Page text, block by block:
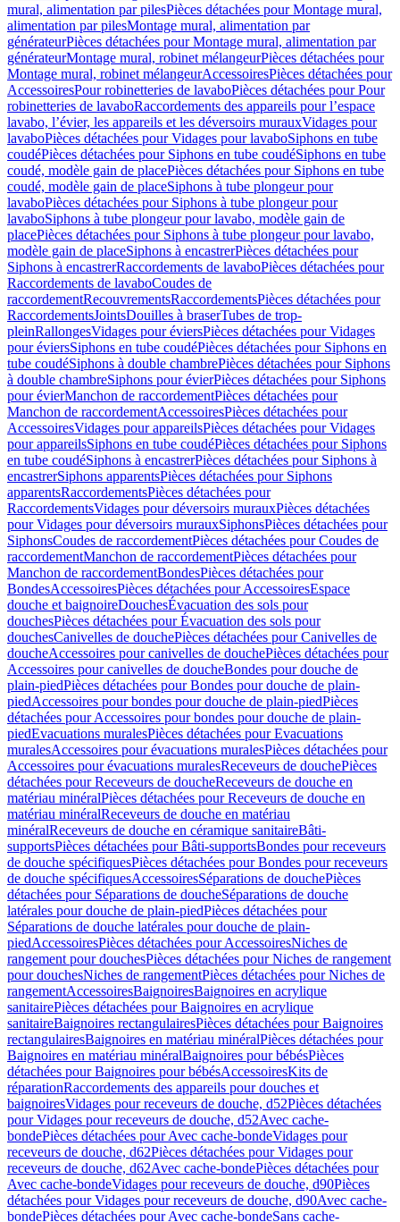
mural, alimentation par pilesPièces détachées pour Montage mural,
alimentation par pilesMontage mural, alimentation par
générateurPièces détachées pour Montage mural, alimentation par
générateurMontage mural, robinet mélangeurPièces détachées pour
Montage mural, robinet mélangeurAccessoiresPièces détachées pour
AccessoiresPour robinetteries de lavaboPièces détachées pour Pour
robinetteries de lavaboRaccordements des appareils pour l’espace
lavabo, l’évier, les appareils et les déversoirs murauxVidages pour
lavaboPièces détachées pour Vidages pour lavaboSiphons en tube
coudéPièces détachées pour Siphons en tube coudéSiphons en tube
coudé, modèle gain de placePièces détachées pour Siphons en tube
coudé, modèle gain de placeSiphons à tube plongeur pour
lavaboPièces détachées pour Siphons à tube plongeur pour
lavaboSiphons à tube plongeur pour lavabo, modèle gain de
placePièces détachées pour Siphons à tube plongeur pour lavabo,
modèle gain de placeSiphons à encastrerPièces détachées pour
Siphons à encastrerRaccordements de lavaboPièces détachées pour
Raccordements de lavaboCoudes de
raccordementRecouvrementsRaccordementsPièces détachées pour
RaccordementsJointsDouilles à braserTubes de trop-
pleinRallongesVidages pour éviersPièces détachées pour Vidages
pour éviersSiphons en tube coudéPièces détachées pour Siphons en
tube coudéSiphons à double chambrePièces détachées pour Siphons
à double chambreSiphons pour évierPièces détachées pour Siphons
pour évierManchon de raccordementPièces détachées pour
Manchon de raccordementAccessoiresPièces détachées pour
AccessoiresVidages pour appareilsPièces détachées pour Vidages
pour appareilsSiphons en tube coudéPièces détachées pour Siphons
en tube coudéSiphons à encastrerPièces détachées pour Siphons à
encastrerSiphons apparentsPièces détachées pour Siphons
apparentsRaccordementsPièces détachées pour
RaccordementsVidages pour déversoirs murauxPièces détachées
pour Vidages pour déversoirs murauxSiphonsPièces détachées pour
SiphonsCoudes de raccordementPièces détachées pour Coudes de
raccordementManchon de raccordementPièces détachées pour
Manchon de raccordementBondesPièces détachées pour
BondesAccessoiresPièces détachées pour AccessoiresEspace
douche et baignoireDouchesÉvacuation des sols pour
douchesPièces détachées pour Évacuation des sols pour
douchesCanivelles de douchePièces détachées pour Canivelles de
doucheAccessoires pour canivelles de douchePièces détachées pour
Accessoires pour canivelles de doucheBondes pour douche de
plain-piedPièces détachées pour Bondes pour douche de plain-
piedAccessoires pour bondes pour douche de plain-piedPièces
détachées pour Accessoires pour bondes pour douche de plain-
piedEvacuations muralesPièces détachées pour Evacuations
muralesAccessoires pour évacuations muralesPièces détachées pour
Accessoires pour évacuations muralesReceveurs de douchePièces
détachées pour Receveurs de doucheReceveurs de douche en
matériau minéralPièces détachées pour Receveurs de douche en
matériau minéralReceveurs de douche en matériau
minéralReceveurs de douche en céramique sanitaireBâti-
supportsPièces détachées pour Bâti-supportsBondes pour receveurs
de douche spécifiquesPièces détachées pour Bondes pour receveurs
de douche spécifiquesAccessoiresSéparations de douchePièces
détachées pour Séparations de doucheSéparations de douche
latérales pour douche de plain-piedPièces détachées pour
Séparations de douche latérales pour douche de plain-
piedAccessoiresPièces détachées pour AccessoiresNiches de
rangement pour douchesPièces détachées pour Niches de rangement
pour douchesNiches de rangementPièces détachées pour Niches de
rangementAccessoiresBaignoiresBaignoires en acrylique
sanitairePièces détachées pour Baignoires en acrylique
sanitaireBaignoires rectangulairesPièces détachées pour Baignoires
rectangulairesBaignoires en matériau minéralPièces détachées pour
Baignoires en matériau minéralBaignoires pour bébésPièces
détachées pour Baignoires pour bébésAccessoiresKits de
réparationRaccordements des appareils pour douches et
baignoiresVidages pour receveurs de douche, d52Pièces détachées
pour Vidages pour receveurs de douche, d52Avec cache-
bondePièces détachées pour Avec cache-bondeVidages pour
receveurs de douche, d62Pièces détachées pour Vidages pour
receveurs de douche, d62Avec cache-bondePièces détachées pour
Avec cache-bondeVidages pour receveurs de douche, d90Pièces
détachées pour Vidages pour receveurs de douche, d90Avec cache-
bondePièces détachées pour Avec cache-bondeSans cache-